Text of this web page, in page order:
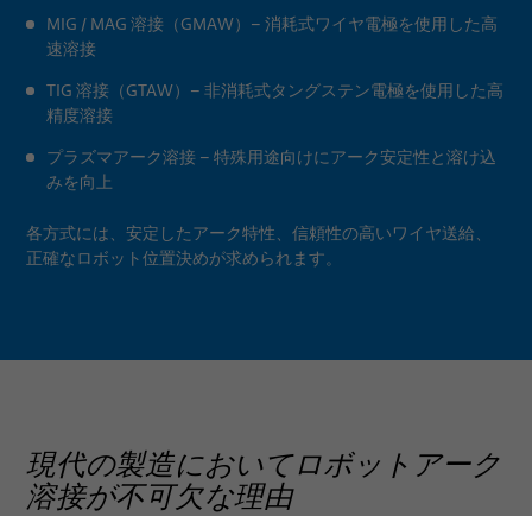
MIG / MAG 溶接（GMAW）– 消耗式ワイヤ電極を使用した高
速溶接
TIG 溶接（GTAW）– 非消耗式タングステン電極を使用した高
精度溶接
プラズマアーク溶接 – 特殊用途向けにアーク安定性と溶け込
みを向上
各方式には、安定したアーク特性、信頼性の高いワイヤ送給、
正確なロボット位置決めが求められます。
現代の製造においてロボットアーク
溶接が不可欠な理由